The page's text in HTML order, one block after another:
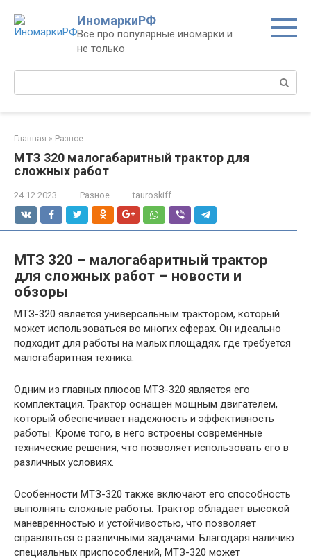
контенту
ИномаркиРФ
Все про популярные иномарки и
не только
Поиск:
Главная » Разное
МТЗ 320 малогабаритный трактор для
сложных работ
24.12.2023 Разное tauroskiff
МТЗ 320 – малогабаритный трактор
для сложных работ – новости и
обзоры
МТЗ-320 является универсальным трактором, который
может использоваться во многих сферах. Он идеально
подходит для работы на малых площадях, где требуется
малогабаритная техника.
Одним из главных плюсов МТЗ-320 является его
комплектация. Трактор оснащен мощным двигателем,
который обеспечивает надежность и эффективность
работы. Кроме того, в него встроены современные
технические решения, что позволяет использовать его в
различных условиях.
Особенности МТЗ-320 также включают его способность
выполнять сложные работы. Трактор обладает высокой
маневренностью и устойчивостью, что позволяет
справляться с различными задачами. Благодаря наличию
специальных приспособлений, МТЗ-320 может